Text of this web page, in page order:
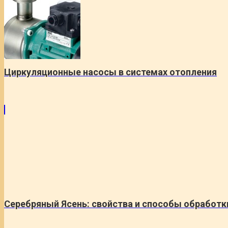
Циркуляционные насосы в системах отопления
Серебряный Ясень: свойства и способы